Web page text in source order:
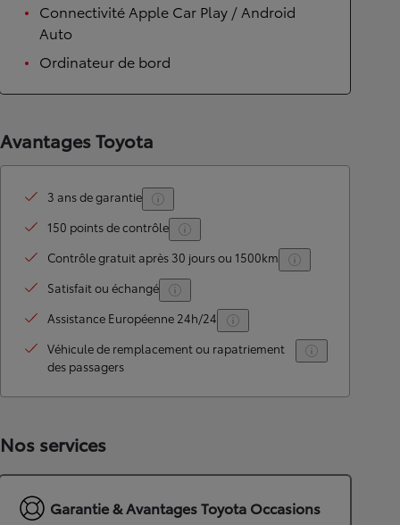
Connectivité Apple Car Play / Android
Auto
Ordinateur de bord
Avantages Toyota
3 ans de garantie
150 points de contrôle
Contrôle gratuit après 30 jours ou 1500km
Satisfait ou échangé
Assistance Européenne 24h/24
Véhicule de remplacement ou rapatriement
des passagers
Nos services
Garantie & Avantages Toyota Occasions